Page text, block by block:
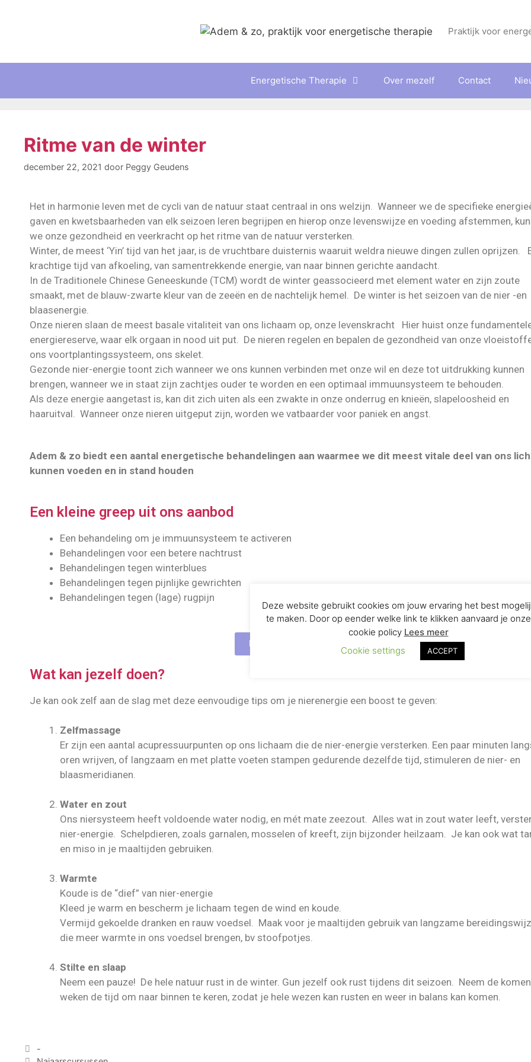
Praktijk voor
Energetische Therapie Over mezelf Contact
Ritme van de winter
december 22, 2021 door Peggy Geudens
Het in harmonie leven met de cycli van de natuur staat centraal in ons welzijn. Wanneer we de specifieke
gaven en kwetsbaarheden van elk seizoen leren begrijpen en hierop onze levenswijze en voeding afstemmen,
we onze gezondheid en veerkracht op het ritme van de natuur versterken.
Winter, de meest ‘Yin’ tijd van het jaar, is de vruchtbare duisternis waaruit weldra nieuwe dingen zullen oprijzen.
krachtige tijd van afkoeling, van samentrekkende energie, van naar binnen gerichte aandacht.
In de Traditionele Chinese Geneeskunde (TCM) wordt de winter geassocieerd met element water en zijn zoute
smaakt, met de blauw-zwarte kleur van de zeeën en de nachtelijk hemel. De winter is het seizoen van de nier -en
blaasenergie.
Onze nieren slaan de meest basale vitaliteit van ons lichaam op, onze levenskracht Hier huist onze
energiereserve, waar elk orgaan in nood uit put. De nieren regelen en bepalen de gezondheid van onze
ons voortplantingssysteem, ons skelet.
Gezonde nier-energie toont zich wanneer we ons kunnen verbinden met onze wil en deze tot uitdrukking kunnen
brengen, wanneer we in staat zijn zachtjes ouder te worden en een optimaal immuunsysteem te behouden.
Als deze energie aangetast is, kan dit zich uiten als een zwakte in onze onderrug en knieën, slapeloosheid en
haaruitval. Wanneer onze nieren uitgeput zijn, worden we vatbaarder voor paniek en angst.
Adem & zo biedt een aantal energetische behandelingen aan waarmee we dit meest vitale deel van ons
kunnen voeden en in stand houden
Een kleine greep uit ons aanbod
Een behandeling om je immuunsysteem te activeren
Behandelingen voor een betere nachtrust
Behandelingen tegen winterblues
Behandelingen tegen pijnlijke gewrichten
Behandelingen tegen (lage) rugpijn
Meer behandelingen
Wat kan jezelf doen?
Je kan ook zelf aan de slag met deze eenvoudige tips om je nierenergie een boost te geven:
Zelfmassage
Er zijn een aantal acupressuurpunten op ons lichaam die de nier-energie versterken. Een paar minuten
oren wrijven, of langzaam en met platte voeten stampen gedurende dezelfde tijd, stimuleren de nier- en
blaasmeridianen.
Water en zout
Ons niersysteem heeft voldoende water nodig, en mét mate zeezout. Alles wat in zout water leeft,
nier-energie. Schelpdieren, zoals garnalen, mosselen of kreeft, zijn bijzonder heilzaam. Je kan ook wat
en miso in je maaltijden gebruiken.
Warmte
Koude is de “dief” van nier-energie
Kleed je warm en bescherm je lichaam tegen de wind en koude.
Vermijd gekoelde dranken en rauw voedsel. Maak voor je maaltijden gebruik van langzame
die meer warmte in ons voedsel brengen, bv stoofpotjes.
Stilte en slaap
Neem een pauze! De hele natuur rust in de winter. Gun jezelf ook rust tijdens dit seizoen. Neem de
weken de tijd om naar binnen te keren, zodat je hele wezen kan rusten en weer in balans kan komen.
-
Deze website gebruikt cookies om jouw ervaring het best
te maken. Door op eender welke link te klikken aanvaard je onze
cookie policy Lees meer
Cookie settings
ACCEPT